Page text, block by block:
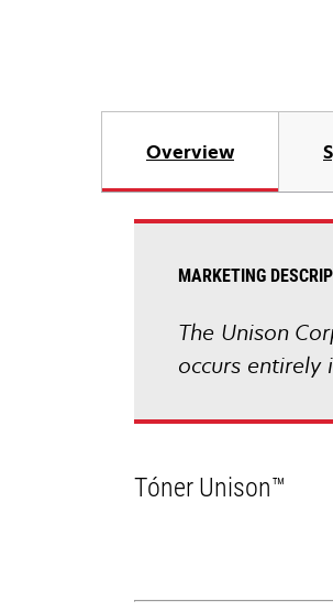
Overview
MARKETING
The Unison
occurs entirely
Tóner Unison™